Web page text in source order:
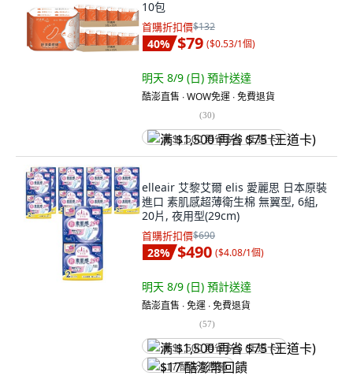
10包
首購折扣價$132
40% $79 ($0.53/1個)
明天 8/9 (日) 預計送達
酷澎直售 ∙ WOW免運 ∙ 免費退貨
(30)
满 $1,500 再省 $75 (王道卡)
elleair 艾黎艾爾 elis 愛麗思 日本原裝
進口 素肌感超薄衛生棉 無翼型, 6組,
20片, 夜用型(29cm)
首購折扣價$690
28% $490 ($4.08/1個)
明天 8/9 (日) 預計送達
酷澎直售 ∙ 免運 ∙ 免費退貨
(57)
满 $1,500 再省 $75 (王道卡)
$17 酷澎幣回饋